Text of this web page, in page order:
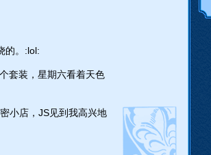
的。:lol:
套装，星期六看着天色
小店，JS见到我高兴地